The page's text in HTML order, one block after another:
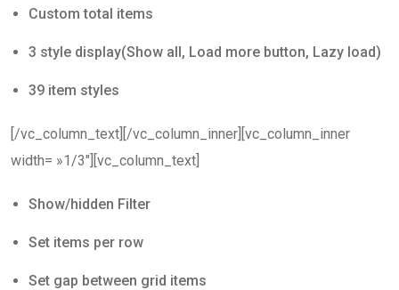
Custom total items
3 style display(Show all, Load more button, Lazy load)
39 item styles
[/vc_column_text][/vc_column_inner][vc_column_inner
width= »1/3″][vc_column_text]
Show/hidden Filter
Set items per row
Set gap between grid items